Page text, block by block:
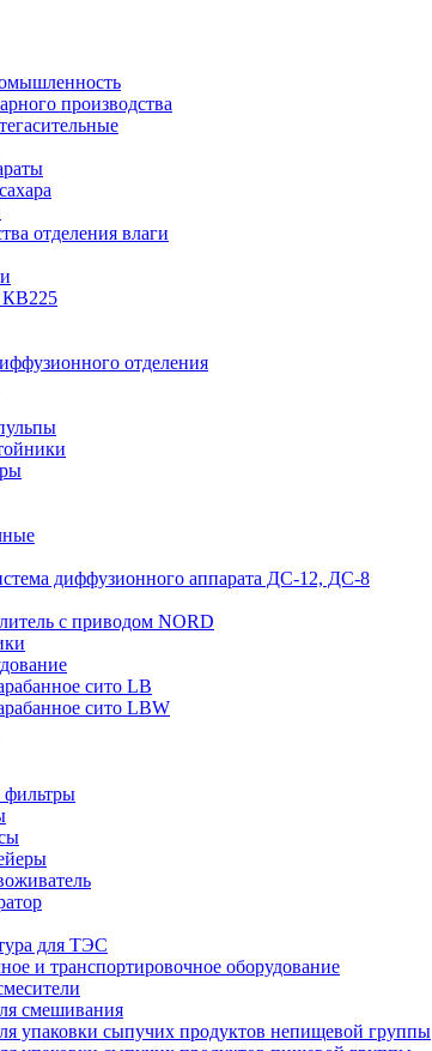
производства
отделения влаги
КВ225
отделения
диффузионного аппарата ДС-12, ДС-8
с приводом NORD
сито LB
сито LBW
для ТЭС
и транспортировочное оборудование
смешивания
упаковки сыпучих продуктов непищевой группы